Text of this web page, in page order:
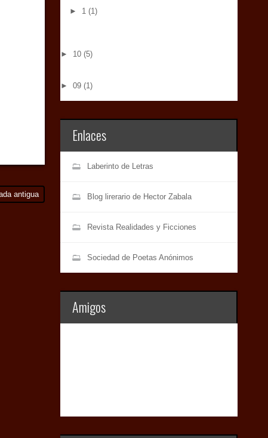
antigua
► 1(1)
► 10 (5)
► 09 (1)
Enlaces
Laberinto de Letras
Blog lirerario de Hector Zabala
Revista Realidades y Ficciones
Sociedad de Poetas Anónimos
Amigos